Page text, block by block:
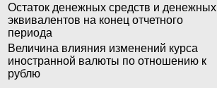
Остаток денежных средств и денежных
эквивалентов на конец отчетного
периода
Величина влияния изменений курса
иностранной валюты по отношению к
рублю